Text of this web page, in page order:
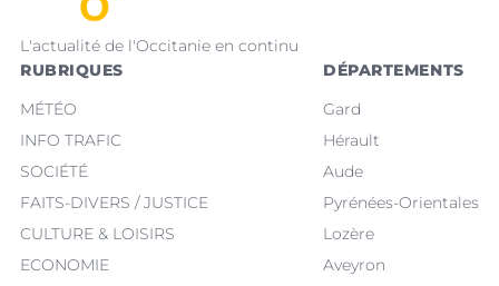
L'actualité de l'Occitanie en continu
RUBRIQUES
MÉTÉO
INFO TRAFIC
SOCIÉTÉ
FAITS-DIVERS / JUSTICE
CULTURE & LOISIRS
ECONOMIE
DÉPARTEMENTS
Gard
Hérault
Aude
Pyrénées-Orientales
Lozère
Aveyron